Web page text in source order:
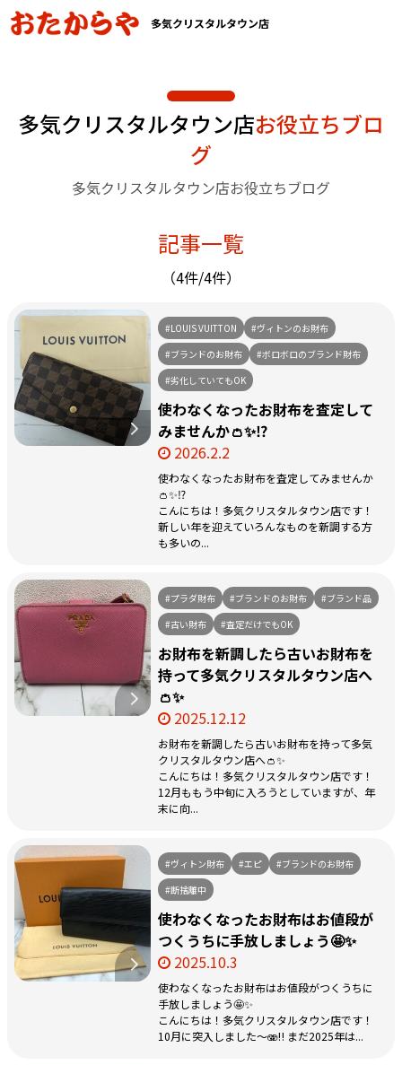
多気クリスタルタウン店
多気クリスタルタウン店お役立ちブロ
グ
多気クリスタルタウン店お役立ちブログ
記事一覧
（4件/4件）
#LOUIS VUITTON
#ヴィトンのお財布
#ブランドのお財布
#ボロボロのブランド財布
#劣化していてもOK
使わなくなったお財布を査定して
みませんか👛✨⁉️
2026.2.2
使わなくなったお財布を査定してみませんか
👛✨⁉️
こんにちは！多気クリスタルタウン店です！
新しい年を迎えていろんなものを新調する方
も多いの...
#プラダ財布 #ブランドのお財布
#ブランド品
#古い財布
#査定だけでもOK
お財布を新調したら古いお財布を
持って多気クリスタルタウン店へ
👛✨
2025.12.12
お財布を新調したら古いお財布を持って多気
クリスタルタウン店へ👛✨
こんにちは！多気クリスタルタウン店です！
12月ももう中旬に入ろうとしていますが、年
末に向...
#ヴィトン財布 #エピ
#ブランドのお財布
#断捨離中
使わなくなったお財布はお値段が
つくうちに手放しましょう🤩✨
2025.10.3
使わなくなったお財布はお値段がつくうちに
手放しましょう🤩✨
こんにちは！多気クリスタルタウン店です！
10月に突入しました～🫨‼️ まだ2025年は...